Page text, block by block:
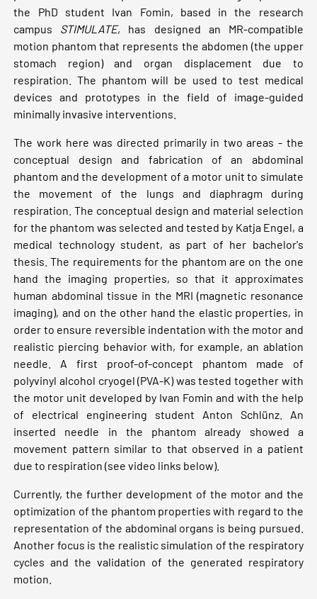
the PhD student Ivan Fomin, based in the research
campus STIMULATE, has designed an MR-compatible
motion phantom that represents the abdomen (the upper
stomach region) and organ displacement due to
respiration. The phantom will be used to test medical
devices and prototypes in the field of image-guided
minimally invasive interventions.
The work here was directed primarily in two areas - the
conceptual design and fabrication of an abdominal
phantom and the development of a motor unit to simulate
the movement of the lungs and diaphragm during
respiration. The conceptual design and material selection
for the phantom was selected and tested by Katja Engel, a
medical technology student, as part of her bachelor's
thesis. The requirements for the phantom are on the one
hand the imaging properties, so that it approximates
human abdominal tissue in the MRI (magnetic resonance
imaging), and on the other hand the elastic properties, in
order to ensure reversible indentation with the motor and
realistic piercing behavior with, for example, an ablation
needle. A first proof-of-concept phantom made of
polyvinyl alcohol cryogel (PVA-K) was tested together with
the motor unit developed by Ivan Fomin and with the help
of electrical engineering student Anton Schlünz. An
inserted needle in the phantom already showed a
movement pattern similar to that observed in a patient
due to respiration (see video links below).
Currently, the further development of the motor and the
optimization of the phantom properties with regard to the
representation of the abdominal organs is being pursued.
Another focus is the realistic simulation of the respiratory
cycles and the validation of the generated respiratory
motion.